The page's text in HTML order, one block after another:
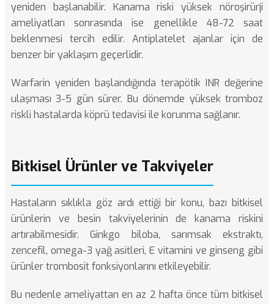
yeniden başlanabilir. Kanama riski yüksek nöroşirürji
ameliyatları sonrasında ise genellikle 48-72 saat
beklenmesi tercih edilir. Antiplatelet ajanlar için de
benzer bir yaklaşım geçerlidir.
Warfarin yeniden başlandığında terapötik INR değerine
ulaşması 3-5 gün sürer. Bu dönemde yüksek tromboz
riskli hastalarda köprü tedavisi ile korunma sağlanır.
Bitkisel Ürünler ve Takviyeler
Hastaların sıklıkla göz ardı ettiği bir konu, bazı bitkisel
ürünlerin ve besin takviyelerinin de kanama riskini
artırabilmesidir. Ginkgo biloba, sarımsak ekstraktı,
zencefil, omega-3 yağ asitleri, E vitamini ve ginseng gibi
ürünler trombosit fonksiyonlarını etkileyebilir.
Bu nedenle ameliyattan en az 2 hafta önce tüm bitkisel